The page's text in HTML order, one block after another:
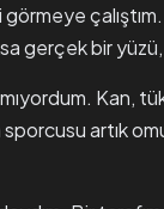
görmeye
gerçek bir yüzü,
Kan,
sporcusu artık